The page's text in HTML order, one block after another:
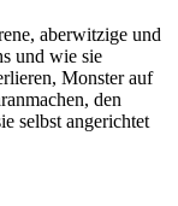
aberwitzige und
und wie sie
Monster auf
den
selbst angerichtet